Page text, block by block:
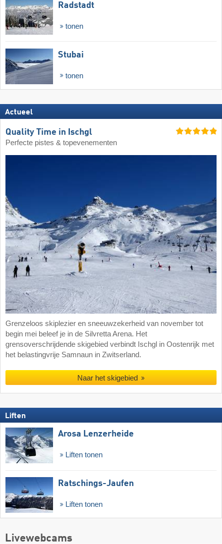
Radstadt
tonen
Stubai
tonen
Actueel
Quality Time in Ischgl
Perfecte pistes & topevenementen
Grenzeloos skiplezier en sneeuwzekerheid van november tot
begin mei beleef je in de Silvretta Arena. Het
grensoverschrijdende skigebied verbindt Ischgl in Oostenrijk met
het belastingvrije Samnaun in Zwitserland.
Naar het skigebied
Liften
Arosa Lenzerheide
Liften tonen
Ratschings-Jaufen
Liften tonen
Livewebcams